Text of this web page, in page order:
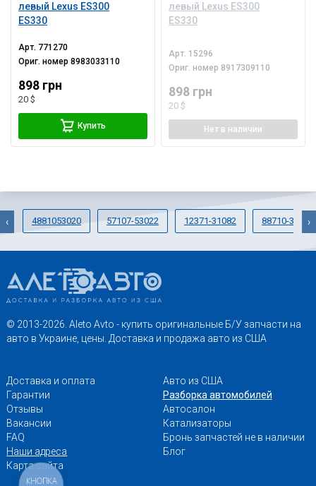
левый Lexus ES300
ES330
Арт. 771270
Ориг. номер8983033110
898 грн
20 $
Купить
левый Lexus ES300
ES330
Арт. 15296
Ориг. номер 8917309110
898 грн
20 $
Нет в наличии
4881053020 57107-53022 12371-31082 88710-33320
‹ ›
© 2013-2026. Aleto Avto - купить оригинальные Б/У запчасти на
авто в Украине, цены. Доставка и продажа авто из США
Доставка и оплата
Гарантии
Отзывы
Вакансии
FAQ
Наши адреса
Карта сайта
Авто из США
Разборка автомобилей
Автосалон
Катализаторы
Бронь запчастей не в наличии
Блог
КНОПКА